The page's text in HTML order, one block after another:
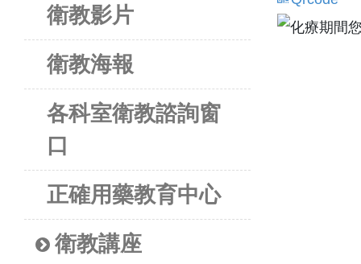
衛教影片
衛教海報
各科室衛教諮詢窗
口
正確用藥教育中心
衛教講座